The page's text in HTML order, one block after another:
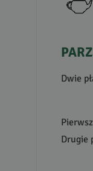
Dwie
Drugie